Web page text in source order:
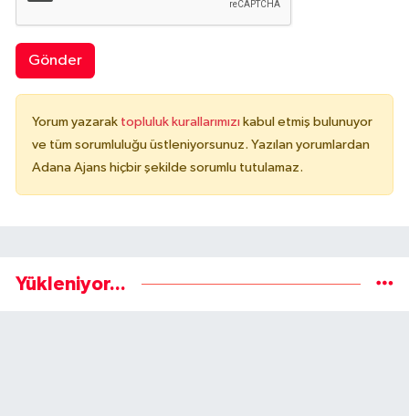
Gönder
Yorum yazarak topluluk kurallarımızı kabul etmiş bulunuyor
ve tüm sorumluluğu üstleniyorsunuz. Yazılan yorumlardan
Adana Ajans hiçbir şekilde sorumlu tutulamaz.
Yükleniyor...